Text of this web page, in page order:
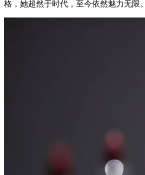
格，她超然于时代，至今依然魅力无限。